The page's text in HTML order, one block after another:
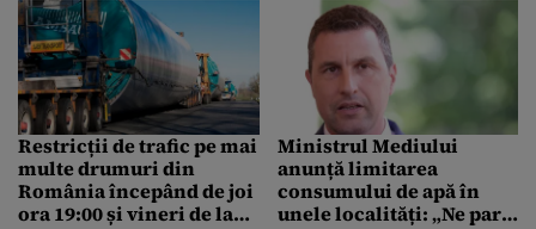
începerea scolilor
Craiova-Pitești
Restricții de trafic pe mai
multe drumuri din
România începând de joi
ora 19:00 și vineri de la
Ministrul Mediului
anunță limitarea
consumului de apă în
unele localități: „Ne pare